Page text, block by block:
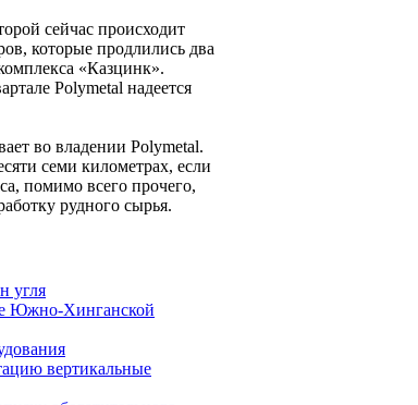
сейчас происходит
которые продлились два
«Казцинк».
Polymetal надеется
во владении Polymetal.
семи километрах, если
помимо всего прочего,
рудного сырья.
угля
Южно-Хинганской
вертикальные